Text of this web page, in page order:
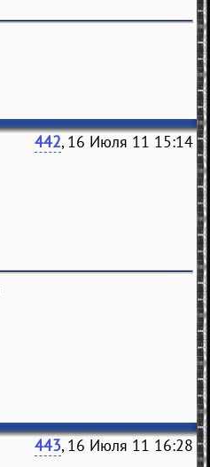
442, 16 Июля 11 15:14
443, 16 Июля 11 16:28